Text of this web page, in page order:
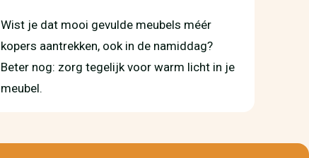
Wist je dat mooi gevulde meubels méér
kopers aantrekken, ook in de namiddag?
Beter nog: zorg tegelijk voor warm licht in je
meubel.